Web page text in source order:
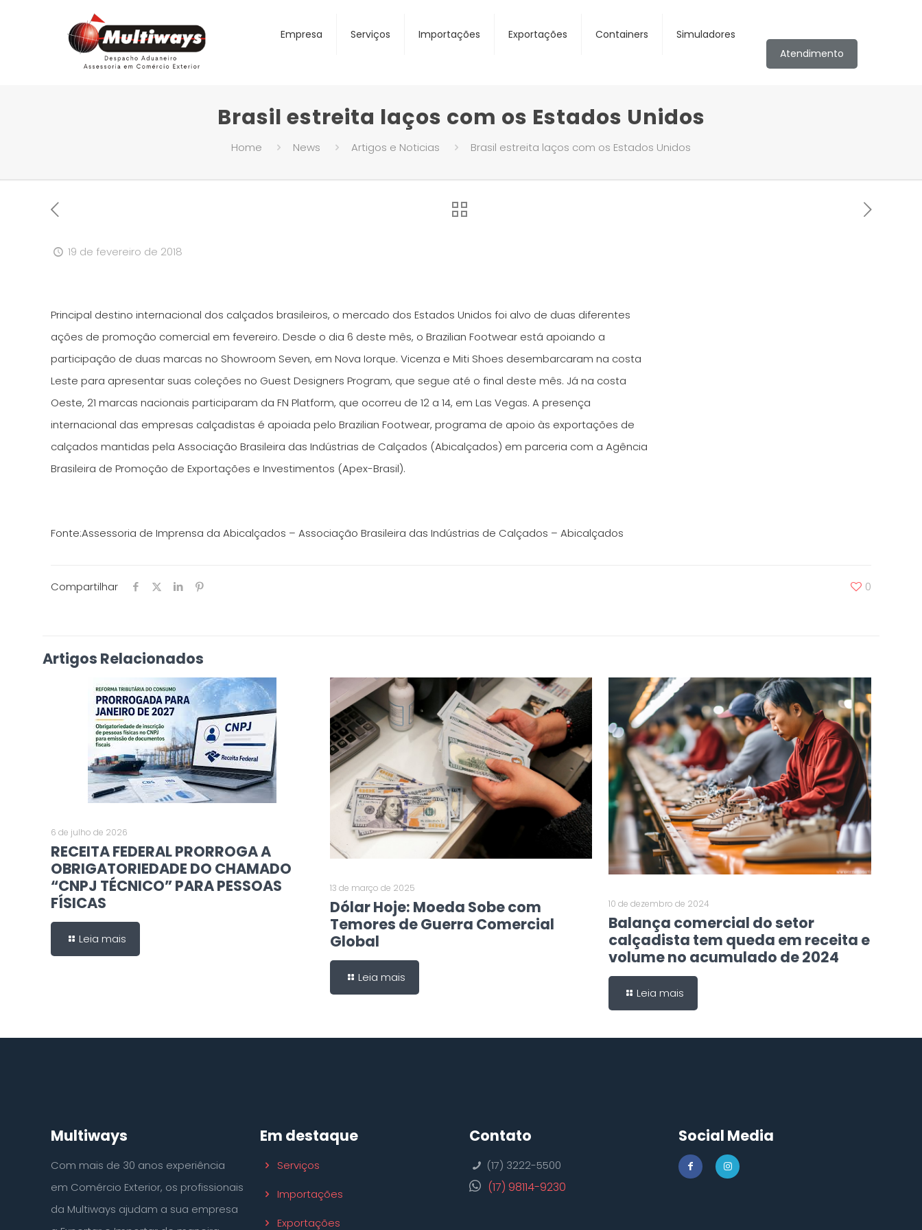
Empresa Serviços Importações Exportações Containers
Simuladores
Atendimento
Brasil estreita laços com os Estados Unidos
Home News Artigos e Noticias Brasil estreita laços com os Estados Unidos
19 de fevereiro de 2018
Principal destino internacional dos calçados brasileiros, o mercado dos Estados Unidos foi alvo de duas diferentes
ações de promoção comercial em fevereiro. Desde o dia 6 deste mês, o Brazilian Footwear está apoiando a
participação de duas marcas no Showroom Seven, em Nova Iorque. Vicenza e Miti Shoes desembarcaram na costa
Leste para apresentar suas coleções no Guest Designers Program, que segue até o final deste mês. Já na costa
Oeste, 21 marcas nacionais participaram da FN Platform, que ocorreu de 12 a 14, em Las Vegas. A presença
internacional das empresas calçadistas é apoiada pelo Brazilian Footwear, programa de apoio às exportações de
calçados mantidas pela Associação Brasileira das Indústrias de Calçados (Abicalçados) em parceria com a Agência
Brasileira de Promoção de Exportações e Investimentos (Apex-Brasil).
Fonte:Assessoria de Imprensa da Abicalçados – Associação Brasileira das Indústrias de Calçados – Abicalçados
Compartilhar 0
Artigos Relacionados
6 de julho de 2026
RECEITA FEDERAL PRORROGA A
OBRIGATORIEDADE DO CHAMADO
“CNPJ TÉCNICO” PARA PESSOAS
FÍSICAS
Leia mais
13 de março de 2025
Dólar Hoje: Moeda Sobe com
Temores de Guerra Comercial
Global
Leia mais
10 de dezembro de 2024
Balança comercial do setor
calçadista tem queda em receita e
volume no acumulado de 2024
Leia mais
Multiways
Com mais de 30 anos experiência
em Comércio Exterior, os profissionais
da Multiways ajudam a sua empresa
Em destaque
Serviços
Importações
Exportações
Contato
(17) 3222-5500
(17) 98114-9230
Social Media